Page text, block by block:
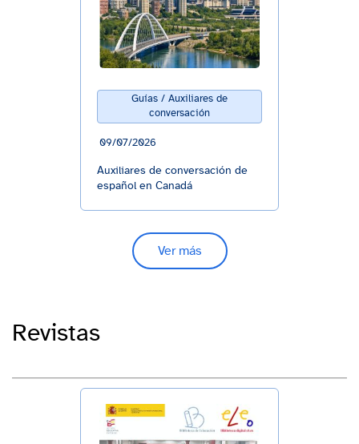
Guías / Auxiliares de
conversación
09/07/2026
Auxiliares de conversación de
español en Canadá
Ver más
Revistas